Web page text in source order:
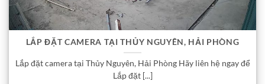
LẮP ĐẶT CAMERA TẠI THỦY NGUYÊN, HẢI PHÒNG
Lắp đặt camera tại Thủy Nguyên, Hải Phòng Hãy liên hệ ngay để
Lắp đặt [...]